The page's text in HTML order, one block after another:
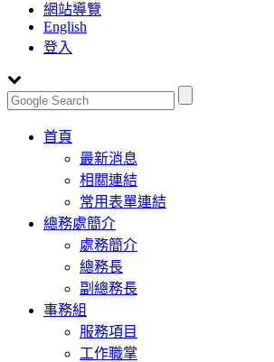
網站導覽
English
登入
Toggle
navigation
首頁
最新消息
相關連結
常用表單連結
總務處簡介
處務簡介
總務長
副總務長
事務組
服務項目
工作職掌